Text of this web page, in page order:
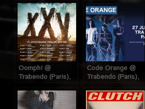
Oomph! @
Trabendo (Paris),
Code Orange @
Trabendo (Paris),